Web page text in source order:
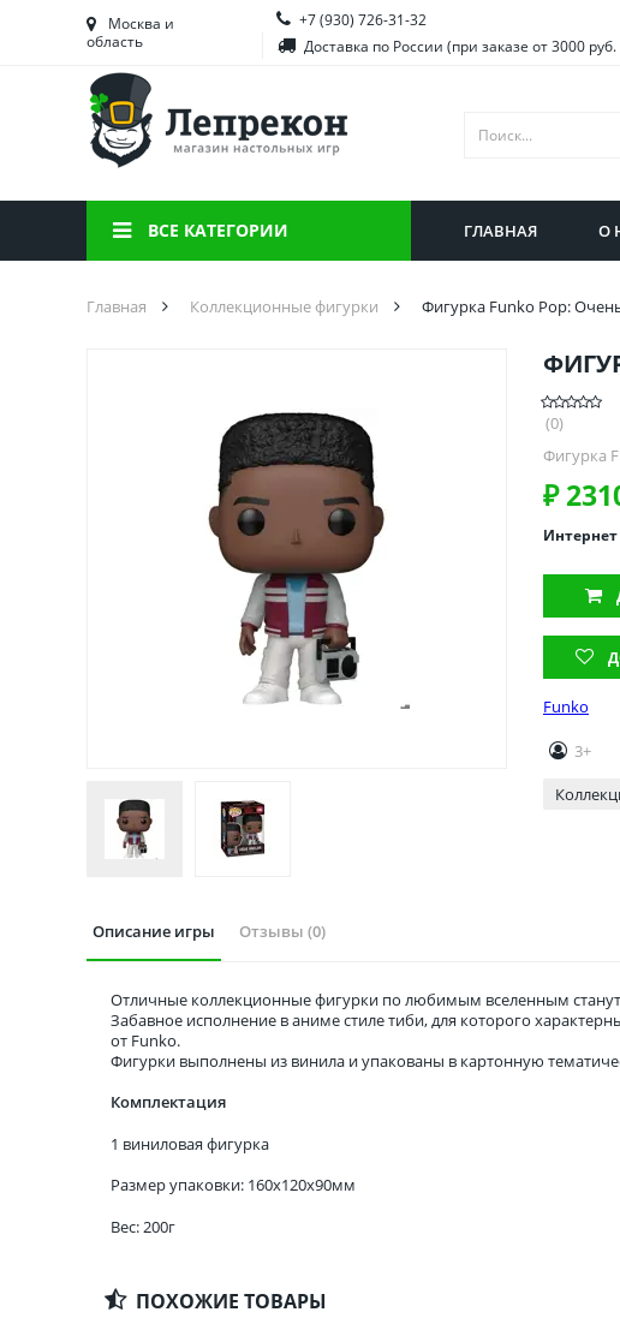
Башкортостан
Брянская область
Вологодская область
Воронежская область
Иркутская область
Москва и
область
+7 (930) 726-31-32
Доставка по России (при заказе от 3000
ВСЕ КАТЕГОРИИ ГЛАВНАЯ О
Главная Коллекционные фигурки Фигурка Funko Pop:
(0)
Фигурка
₽
Funko
3+
Описание игры Отзывы (0)
Отличные коллекционные фигурки по любимым вселенным
Забавное исполнение в аниме стиле тиби, для которого
от Funko.
Фигурки выполнены из винила и упакованы в картонную
Комплектация
1 виниловая фигурка
Размер упаковки: 160x120x90мм
Вес: 200г
ПОХОЖИЕ ТОВАРЫ